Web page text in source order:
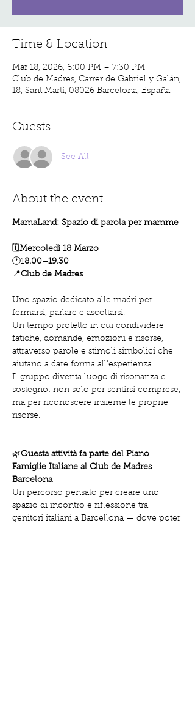
Time & Location
Mar 18, 2026, 6:00 PM – 7:30 PM
Club de Madres, Carrer de Gabriel y Galán,
18, Sant Martí, 08026 Barcelona, España
Guests
See All
About the event
MamaLand: Spazio di parola per mamme
🗓️Mercoledì 18 Marzo
🕐18.00–19.30
📍Club de Madres
Uno spazio dedicato alle madri per
fermarsi, parlare e ascoltarsi.
Un tempo protetto in cui condividere
fatiche, domande, emozioni e risorse,
attraverso parole e stimoli simbolici che
aiutano a dare forma all’esperienza.
Il gruppo diventa luogo di risonanza e
sostegno: non solo per sentirsi comprese,
ma per riconoscere insieme le proprie
risorse.
🌿Questa attività fa parte del Piano
Famiglie Italiane al Club de Madres
Barcelona
Un percorso pensato per creare uno
spazio di incontro e riflessione tra
genitori italiani a Barcellona — dove poter